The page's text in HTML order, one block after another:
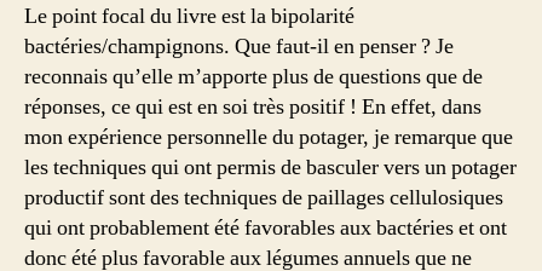
Le point focal du livre est la bipolarité
bactéries/champignons. Que faut-il en penser ? Je
reconnais qu’elle m’apporte plus de questions que de
réponses, ce qui est en soi très positif ! En effet, dans
mon expérience personnelle du potager, je remarque que
les techniques qui ont permis de basculer vers un potager
productif sont des techniques de paillages cellulosiques
qui ont probablement été favorables aux bactéries et ont
donc été plus favorable aux légumes annuels que ne